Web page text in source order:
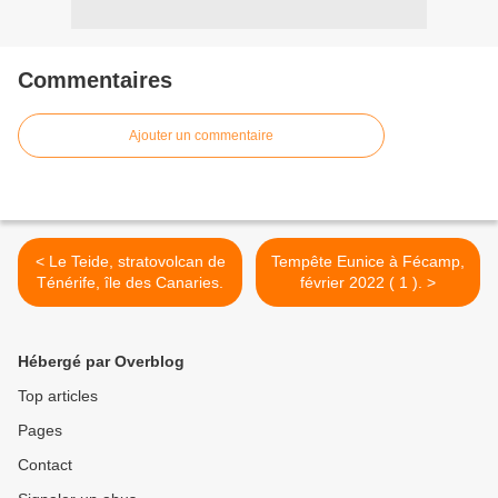
Commentaires
Ajouter un commentaire
< Le Teide, stratovolcan de
Ténérife, île des Canaries.
Tempête Eunice à Fécamp,
février 2022 ( 1 ). >
Hébergé par Overblog
Top articles
Pages
Contact